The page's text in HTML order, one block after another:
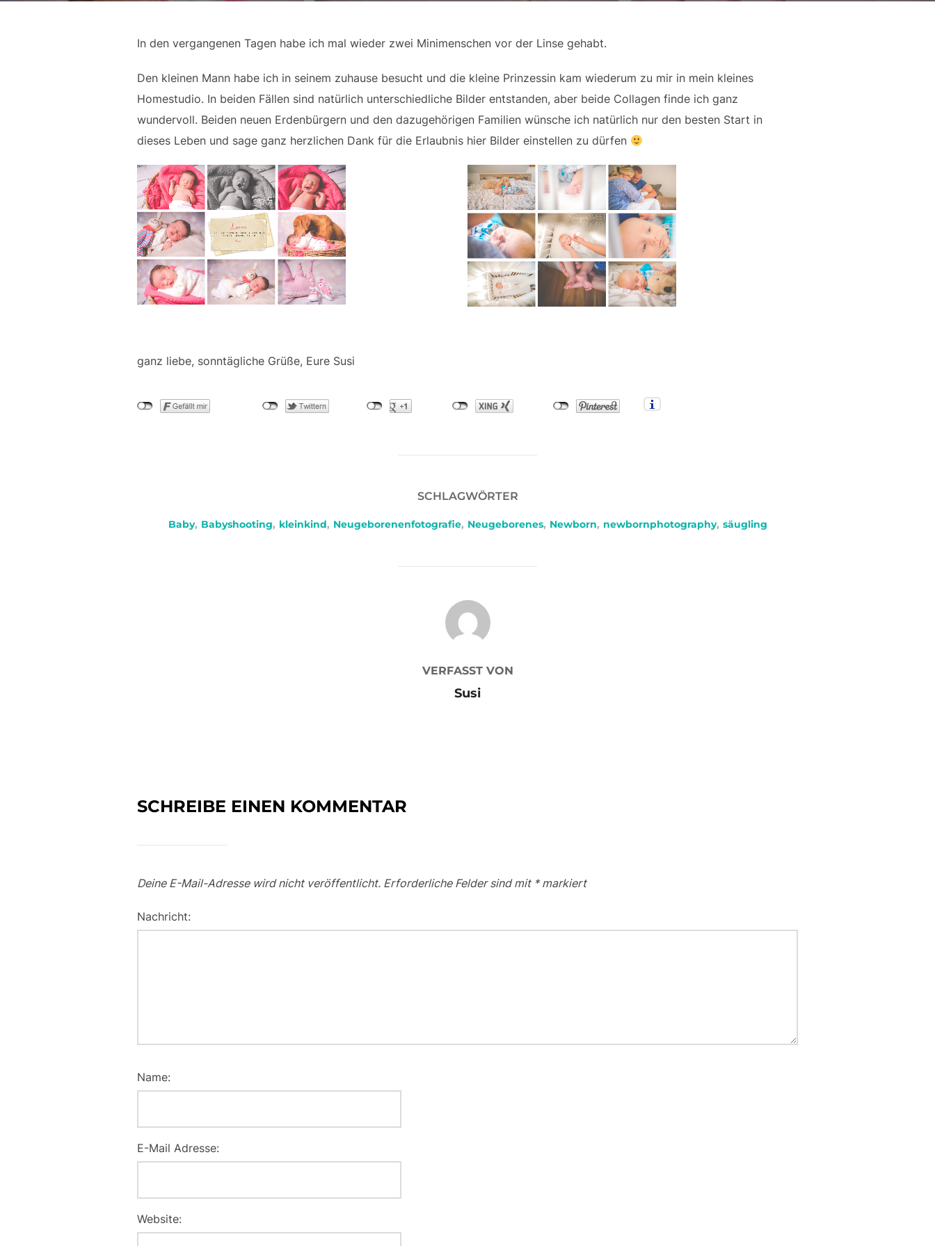
In den vergangenen Tagen habe ich mal wieder zwei Minimenschen vor der Linse gehabt.
Den kleinen Mann habe ich in seinem zuhause besucht und die kleine Prinzessin kam wiederum zu mir in mein kleines
Homestudio. In beiden Fällen sind natürlich unterschiedliche Bilder entstanden, aber beide Collagen finde ich ganz
wundervoll. Beiden neuen Erdenbürgern und den dazugehörigen Familien wünsche ich natürlich nur den besten Start in
dieses Leben und sage ganz herzlichen Dank für die Erlaubnis hier Bilder einstellen zu dürfen
ganz liebe, sonntägliche Grüße, Eure Susi
SCHLAGWÖRTER
Baby, Babyshooting, kleinkind, Neugeborenenfotografie, Neugeborenes, Newborn, newbornphotography, säugling
BEITRAGSAUTOR
VERFASST VON
Susi
SCHREIBE EINEN KOMMENTAR
Deine E-Mail-Adresse wird nicht veröffentlicht. Erforderliche Felder sind mit *markiert
Nachricht:
Name:
E-Mail Adresse:
Website: